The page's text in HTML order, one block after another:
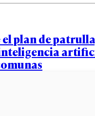
el plan de